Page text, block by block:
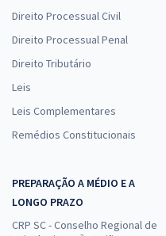
Direito Processual Civil
Direito Processual Penal
Direito Tributário
Leis
Leis Complementares
Remédios Constitucionais
PREPARAÇÃO A MÉDIO E A
LONGO PRAZO
CRP SC - Conselho Regional de